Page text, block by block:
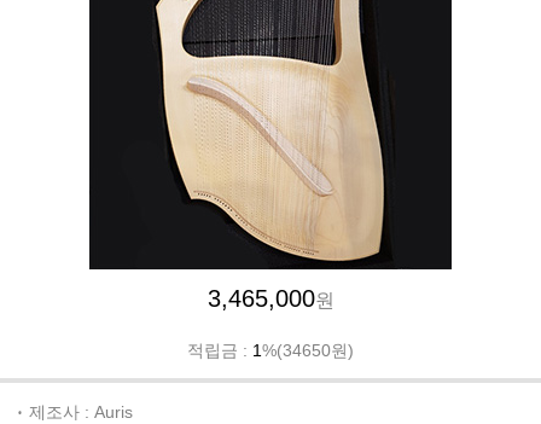
3,465,000원
적립금 : 1%(34650원)
제조사 : Auris